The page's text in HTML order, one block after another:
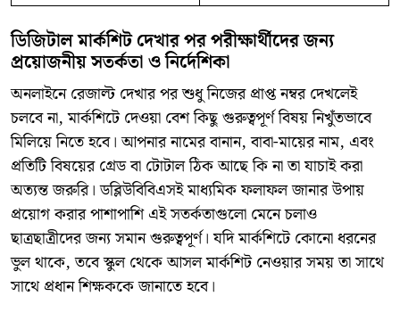
ডিজিটাল মার্কশিট দেখার পর পরীক্ষার্থীদের জন্য
প্রয়োজনীয় সতর্কতা ও নির্দেশিকা
​অনলাইনে রেজাল্ট দেখার পর শুধু নিজের প্রাপ্ত নম্বর দেখলেই
চলবে না, মার্কশিটে দেওয়া বেশ কিছু গুরুত্বপূর্ণ বিষয় নিখুঁতভাবে
মিলিয়ে নিতে হবে। আপনার নামের বানান, বাবা-মায়ের নাম, এবং
প্রতিটি বিষয়ের গ্রেড বা টোটাল ঠিক আছে কি না তা যাচাই করা
অত্যন্ত জরুরি। ডব্লিউবিবিএসই মাধ্যমিক ফলাফল জানার উপায়
প্রয়োগ করার পাশাপাশি এই সতর্কতাগুলো মেনে চলাও
ছাত্রছাত্রীদের জন্য সমান গুরুত্বপূর্ণ। যদি মার্কশিটে কোনো ধরনের
ভুল থাকে, তবে স্কুল থেকে আসল মার্কশিট নেওয়ার সময় তা সাথে
সাথে প্রধান শিক্ষককে জানাতে হবে।